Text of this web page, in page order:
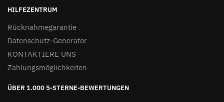
HILFEZENTRUM
Rücknahmegarantie
Datenschutz-Generator
KONTAKTIERE UNS
Zahlungsmöglichkeiten
ÜBER 1.000 5-STERNE-BEWERTUNGEN